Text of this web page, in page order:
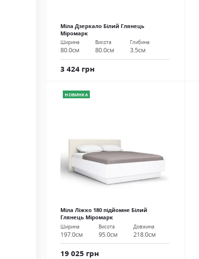
Міла Дзеркало Білий Глянець
Міромарк
Ширина
80.0см
Висота
80.0см
Глибина
3.5см
3 424 грн
НОВИНКА
Міла Ліжко 180 підйомне Білий
Глянець Міромарк
Ширина
197.0см
Висота
95.0см
Довжина
218.0см
19 025 грн